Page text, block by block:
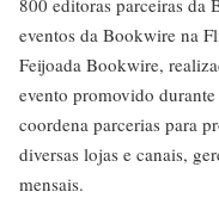
800 editoras parceiras da
eventos da Bookwire na
Feijoada Bookwire,
evento promovido
coordena parcerias para
diversas lojas e canais,
mensais.